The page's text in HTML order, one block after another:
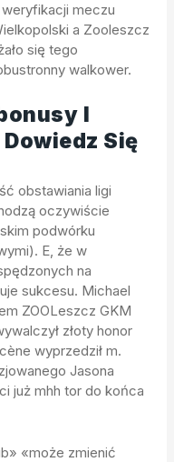
weryfikacji meczu
a Zooleszcz
się tego
walkower.
I
Się
obstawiania ligi
oczywiście
podwórku
E, że w
na
sukcesu. Michael
ZOOLeszcz GKM
złoty honor
wyprzedził m.
Jasona
już mhh tor do końca
«może zmienić